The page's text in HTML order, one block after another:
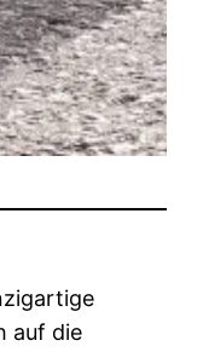
auf die